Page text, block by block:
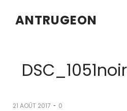
ANTRUGEON
21 AOÛT 2017 - 0